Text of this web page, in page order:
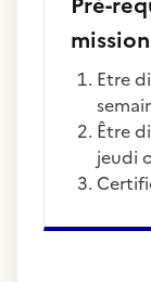
mission
Etre disponible entre 1h à 4h par
Être disponible entre le mercredi, le
jeudi